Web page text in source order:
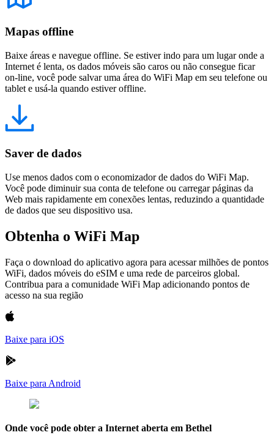
Mapas offline
Baixe áreas e navegue offline. Se estiver indo para um lugar onde a
Internet é lenta, os dados móveis são caros ou não consegue ficar
on-line, você pode salvar uma área do WiFi Map em seu telefone ou
tablet e usá-la quando estiver offline.
Saver de dados
Use menos dados com o economizador de dados do WiFi Map.
Você pode diminuir sua conta de telefone ou carregar páginas da
Web mais rapidamente em conexões lentas, reduzindo a quantidade
de dados que seu dispositivo usa.
Obtenha o WiFi Map
Faça o download do aplicativo agora para acessar milhões de pontos
WiFi, dados móveis do eSIM e uma rede de parceiros global.
Contribua para a comunidade WiFi Map adicionando pontos de
acesso na sua região
Baixe para iOS
Baixe para Android
Onde você pode obter a Internet aberta em Bethel